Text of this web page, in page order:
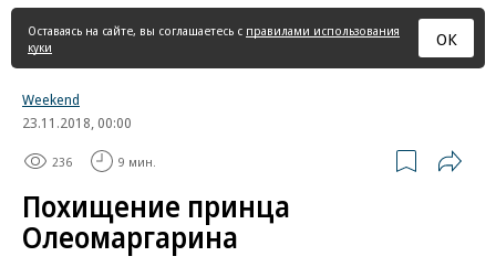
страница
Оставаясь на сайте, вы соглашаетесь с правилами использования
куки
ОК
Weekend
23.11.2018, 00:00
236 9 мин.
Похищение принца
Олеомаргарина